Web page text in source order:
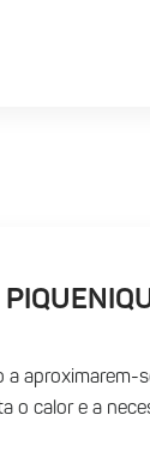
a
o calor e a